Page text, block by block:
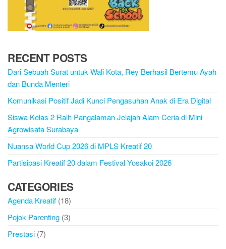
RECENT POSTS
Dari Sebuah Surat untuk Wali Kota, Rey Berhasil Bertemu Ayah
dan Bunda Menteri
Komunikasi Positif Jadi Kunci Pengasuhan Anak di Era Digital
Siswa Kelas 2 Raih Pangalaman Jelajah Alam Ceria di Mini
Agrowisata Surabaya
Nuansa World Cup 2026 di MPLS Kreatif 20
Partisipasi Kreatif 20 dalam Festival Yosakoi 2026
CATEGORIES
Agenda Kreatif (18)
Pojok Parenting (3)
Prestasi (7)